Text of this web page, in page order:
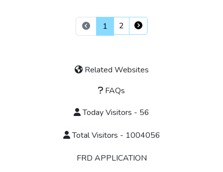
1 2
Related Websites
FAQs
Today Visitors - 56
Total Visitors - 1004056
FRD APPLICATION